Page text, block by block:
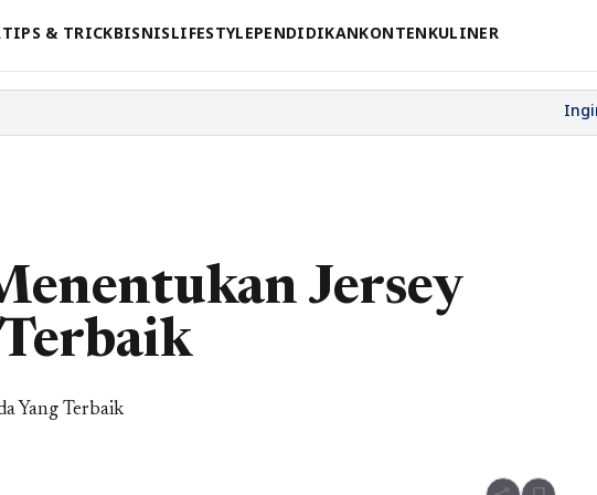
TIPS & TRICKBISNISLIFESTYLEPENDIDIKANKONTENKULINER
Jersey
Terbaik